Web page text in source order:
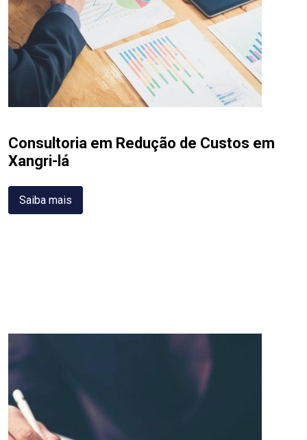
Consultoria em Redução de Custos em
Xangri-lá
Saiba mais